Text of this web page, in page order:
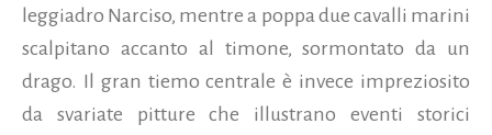
leggiadro Narciso, mentre a poppa due cavalli marini
scalpitano accanto al timone, sormontato da un
drago. Il gran tiemo centrale è invece impreziosito
da svariate pitture che illustrano eventi storici